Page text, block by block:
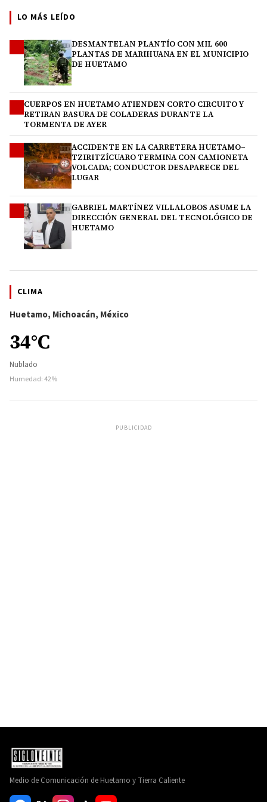
LO MÁS LEÍDO
DESMANTELAN PLANTÍO CON MIL 600
PLANTAS DE MARIHUANA EN EL MUNICIPIO
DE HUETAMO
CUERPOS EN HUETAMO ATIENDEN CORTO CIRCUITO Y
RETIRAN BASURA DE COLADERAS DURANTE LA
TORMENTA DE AYER
ACCIDENTE EN LA CARRETERA HUETAMO–
TZIRITZÍCUARO TERMINA CON CAMIONETA
VOLCADA; CONDUCTOR DESAPARECE DEL
LUGAR
GABRIEL MARTÍNEZ VILLALOBOS ASUME LA
DIRECCIÓN GENERAL DEL TECNOLÓGICO DE
HUETAMO
CLIMA
Huetamo, Michoacán, México
34°C
Nublado
Humedad: 42%
PUBLICIDAD
Medio de Comunicación de Huetamo y Tierra Caliente